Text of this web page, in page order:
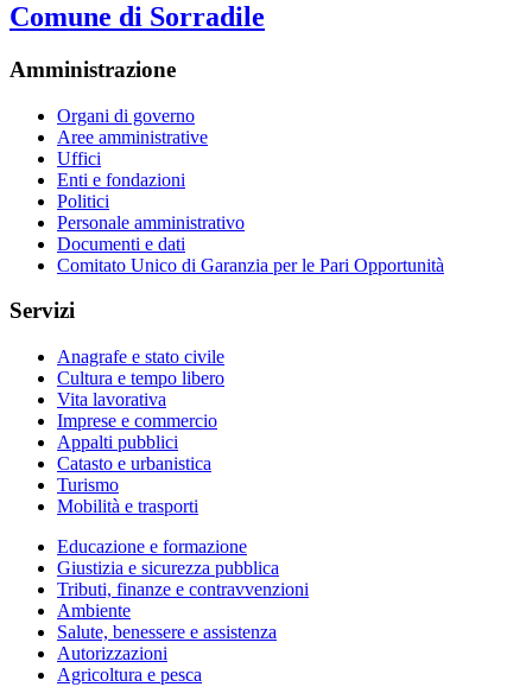
Comune di Sorradile
Amministrazione
Organi di governo
Aree amministrative
Uffici
Enti e fondazioni
Politici
Personale amministrativo
Documenti e dati
Comitato Unico di Garanzia per le Pari Opportunità
Servizi
Anagrafe e stato civile
Cultura e tempo libero
Vita lavorativa
Imprese e commercio
Appalti pubblici
Catasto e urbanistica
Turismo
Mobilità e trasporti
Educazione e formazione
Giustizia e sicurezza pubblica
Tributi, finanze e contravvenzioni
Ambiente
Salute, benessere e assistenza
Autorizzazioni
Agricoltura e pesca